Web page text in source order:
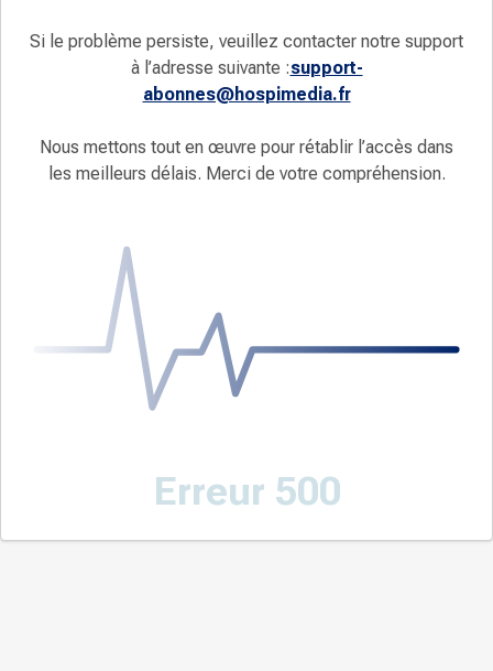
Si le problème persiste, veuillez contacter notre support
à l’adresse suivante :support-
abonnes@hospimedia.fr
Nous mettons tout en œuvre pour rétablir l’accès dans
les meilleurs délais. Merci de votre compréhension.
Erreur 500